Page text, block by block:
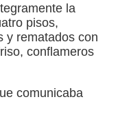
la
pisos,
y rematados con
conflameros
comunicaba